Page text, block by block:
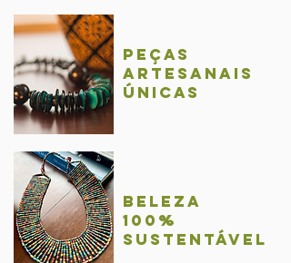
Peças
Artesanais
únicas
BelezA
100%
sustentável